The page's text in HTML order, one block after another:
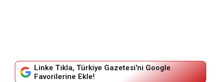
Linke Tıkla, Türkiye Gazetesi'ni Google
Favorilerine Ekle!